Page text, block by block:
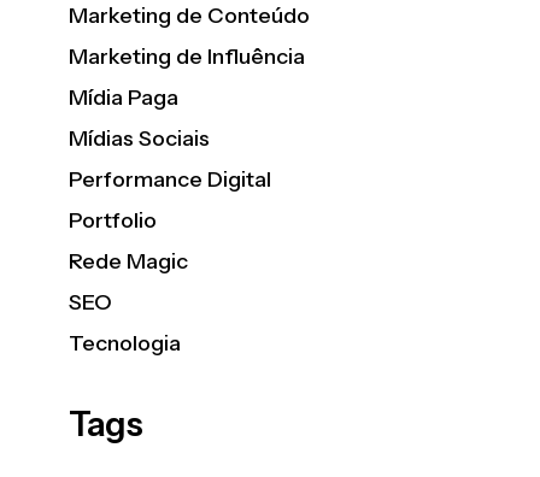
Marketing de Conteúdo
Marketing de Influência
Mídia Paga
Mídias Sociais
Performance Digital
Portfolio
Rede Magic
SEO
Tecnologia
Tags